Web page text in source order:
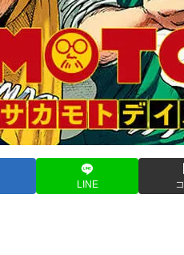
LINE